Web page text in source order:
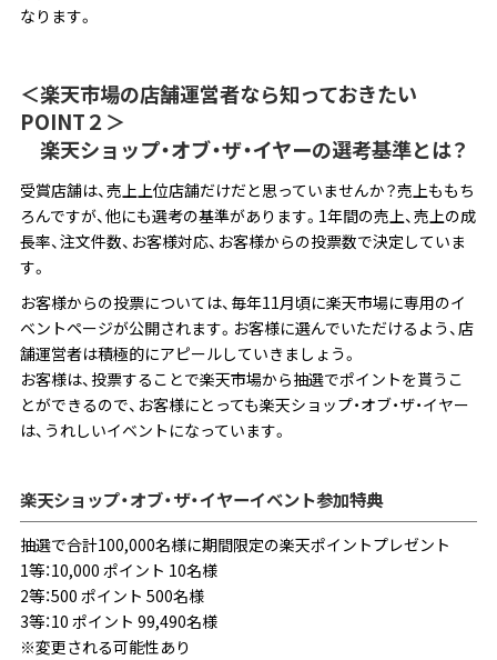
なります。
＜楽天市場の店舗運営者なら知っておきたい
POINT２＞
楽天ショップ・オブ・ザ・イヤーの選考基準とは？
受賞店舗は、売上上位店舗だけだと思っていませんか？売上ももち
ろんですが、他にも選考の基準があります。1年間の売上、売上の成
長率、注文件数、お客様対応、お客様からの投票数で決定していま
す。
お客様からの投票については、毎年11月頃に楽天市場に専用のイ
ベントページが公開されます。お客様に選んでいただけるよう、店
舗運営者は積極的にアピールしていきましょう。
お客様は、投票することで楽天市場から抽選でポイントを貰うこ
とができるので、お客様にとっても楽天ショップ・オブ・ザ・イヤー
は、うれしいイベントになっています。
楽天ショップ・オブ・ザ・イヤーイベント参加特典
抽選で合計100,000名様に期間限定の楽天ポイントプレゼント
1等：10,000 ポイント 10名様
2等：500 ポイント 500名様
3等：10 ポイント 99,490名様
※変更される可能性あり